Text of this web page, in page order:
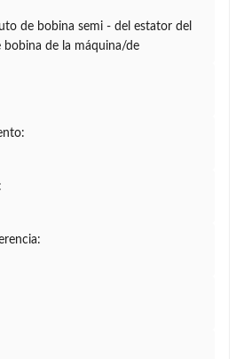
de bobina semi - del estator del
bobina de la máquina/de